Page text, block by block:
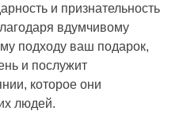
и признательность
вдумчивому
подходу ваш подарок,
и послужит
которое они
людей.